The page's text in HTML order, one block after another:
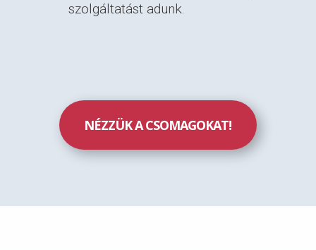
szolgáltatást adunk.
NÉZZÜK A CSOMAGOKAT!